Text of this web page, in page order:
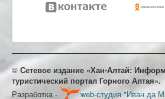
© Сетевое издание «Хан-Алтай:
туристический портал Горного Алтая».
Разработка -
web-студия "Иван да